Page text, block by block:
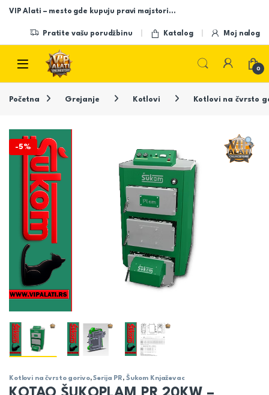
Skip to navigation
Skip to content
VIP Alati – mesto gde kupuju pravi majstori…
Pratite vašu porudžbinu Katalog Moj nalog
Open
0
Početna Grejanje Kotlovi Kotlovi na čvrsto
-5%
Kotlovi na čvrsto gorivo,Serija PR, Šukom Knjaževac